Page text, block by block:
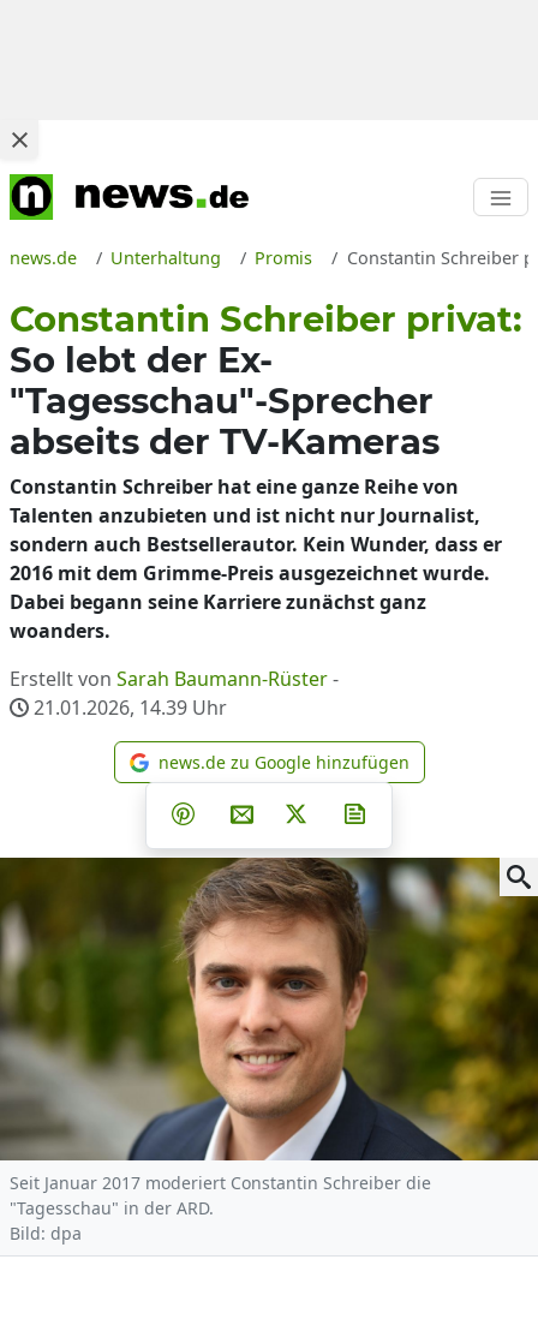
news.de Unterhaltung Promis Constantin Schreiber
Constantin Schreiber privat:
So lebt der Ex-
"Tagesschau"-Sprecher
abseits der TV-Kameras
Constantin Schreiber hat eine ganze Reihe von
Talenten anzubieten und ist nicht nur Journalist,
sondern auch Bestsellerautor. Kein Wunder, dass er
2016 mit dem Grimme-Preis ausgezeichnet wurde.
Dabei begann seine Karriere zunächst ganz
woanders.
Erstellt von Sarah Baumann-Rüster-
21.01.2026, 14.39 Uhr
news.de zu Google
news.de zu Google hinzufügen
Teilen auf Facebook
Teilen auf Whatsapp
Teilen auf Telegram
Teilen auf Pinterest
Per E-Mail teilen
Post auf X
Seit Januar 2017 moderiert Constantin Schreiber die
"Tagesschau" in der ARD.
Bild: dpa